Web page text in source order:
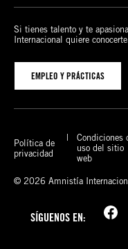
Si tienes talento y te
Internacional quiere
EMPLEO Y PRÁCTICAS
Política de
privacidad
Condiciones
uso del sitio
web
© 2026 Amnistía
SÍGUENOS EN: Facebook